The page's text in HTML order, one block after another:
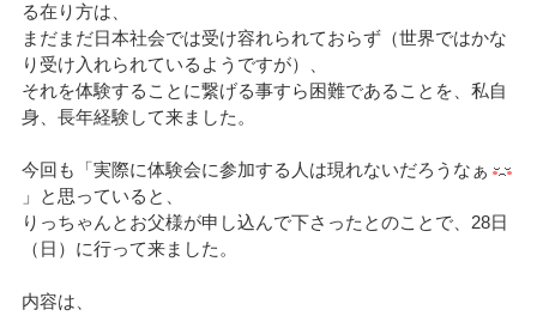
る在り方は、
まだまだ日本社会では受け容れられておらず（世界ではかな
り受け入れられているようですが）、
それを体験することに繋げる事すら困難であることを、私自
身、長年経験して来ました。
今回も「実際に体験会に参加する人は現れないだろうなぁ
」と思っていると、
りっちゃんとお父様が申し込んで下さったとのことで、28日
（日）に行って来ました。
内容は、